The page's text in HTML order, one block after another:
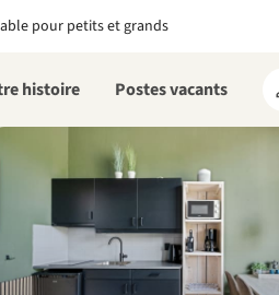
pour petits et grands
histoire Postes vacants